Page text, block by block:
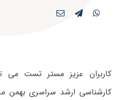
کاربران عزیز مستر تست می